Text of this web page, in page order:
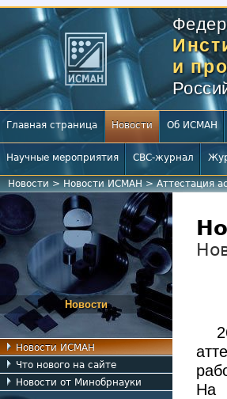
и
Главная страница Новости Об ИСМАН
Научные мероприятия СВС-журнал
Новости>Новости ИСМАН>Аттестация
Новости
Новости ИСМАН
Что нового на сайте
Новости от Минобрнауки
На